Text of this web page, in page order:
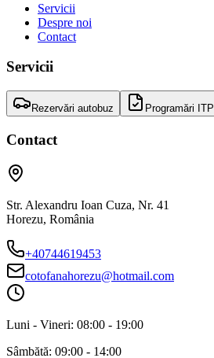
Servicii
Despre noi
Contact
Servicii
Rezervări autobuz Programări ITP
Contact
Str. Alexandru Ioan Cuza, Nr. 41
Horezu, România
+40744619453
cotofanahorezu@hotmail.com
Luni - Vineri: 08:00 - 19:00
Sâmbătă: 09:00 - 14:00